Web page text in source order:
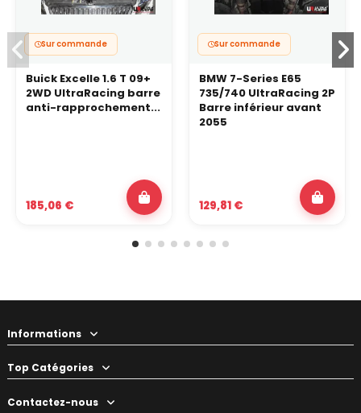
Sur commande
Buick Excelle 1.6 T 09+
2WD UltraRacing barre
anti-rapprochement...
185,06 €
Sur commande
BMW 7-Series E65
735/740 UltraRacing 2P
Barre inférieur avant
2055
129,81 €
Informations
Top Catégories
Contactez-nous